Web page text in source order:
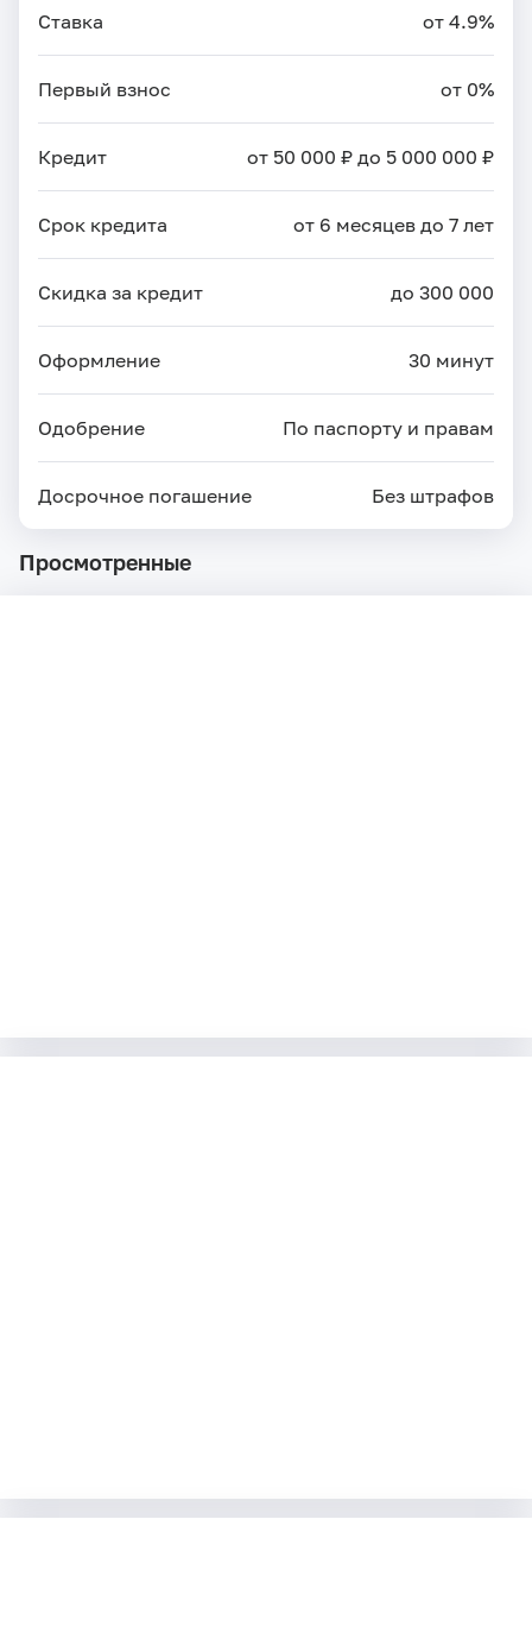
Ставка от 4.9%
Первый взнос от 0%
Кредит от 50 000 ₽ до 5 000 000 ₽
Срок кредита от 6 месяцев до 7 лет
Скидка за кредит до 300 000
Оформление 30 минут
Одобрение По паспорту и правам
Досрочное погашение Без штрафов
Просмотренные